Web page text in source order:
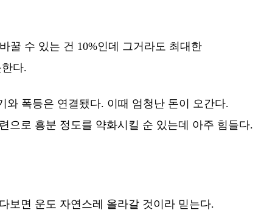
꿀 수 있는 건 10%인데 그거라도 최대한
다.
폭등은 연결됐다. 이때 엄청난 돈이 오간다.
으로 흥분 정도를 약화시킬 순 있는데 아주 힘들다.
보면 운도 자연스레 올라갈 것이라 믿는다.